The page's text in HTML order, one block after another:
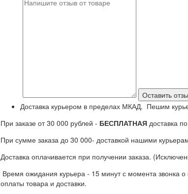
Доставка курьером в пределах МКАД. Пешим
При заказе от 30 000 рублей - БЕСПЛАТНАЯ доставка
При сумме заказа до 30 000- доставкой нашими
Доставка оплачивается при получении заказа.
Время ожидания курьера - 15 минут с момента звонка
оплаты товара и доставки.